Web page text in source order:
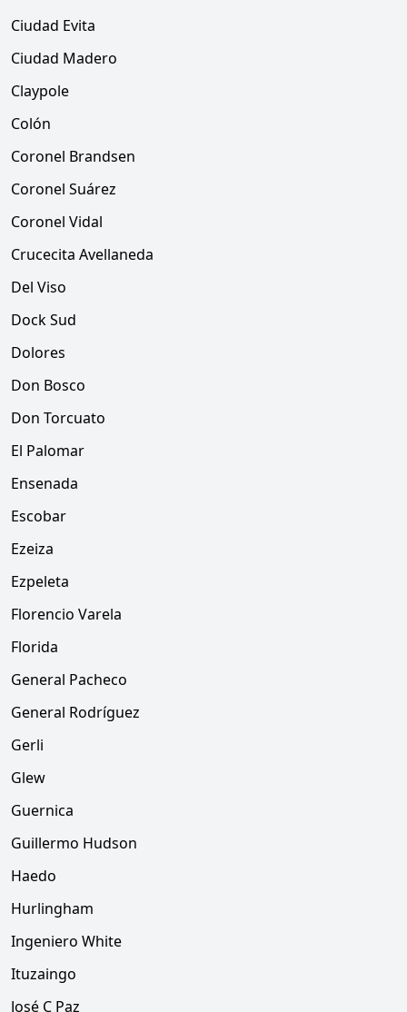
Ciudad Evita
Ciudad Madero
Claypole
Colón
Coronel Brandsen
Coronel Suárez
Coronel Vidal
Crucecita Avellaneda
Del Viso
Dock Sud
Dolores
Don Bosco
Don Torcuato
El Palomar
Ensenada
Escobar
Ezeiza
Ezpeleta
Florencio Varela
Florida
General Pacheco
General Rodríguez
Gerli
Glew
Guernica
Guillermo Hudson
Haedo
Hurlingham
Ingeniero White
Ituzaingo
José C Paz